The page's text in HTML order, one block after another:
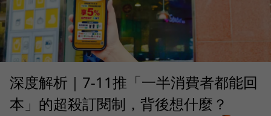
深度解析｜7-11推「一半消費者都能回
本」的超殺訂閱制，背後想什麼？